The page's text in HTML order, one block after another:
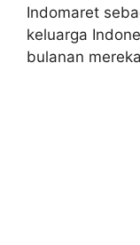
Indomaret
keluarga
bulanan